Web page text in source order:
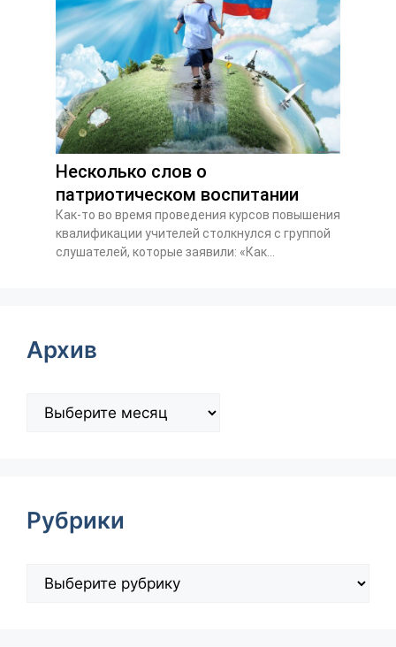
Несколько слов о
патриотическом воспитании
Как-то во время проведения курсов повышения
квалификации учителей столкнулся с группой
слушателей, которые заявили: «Как...
Архив
Рубрики